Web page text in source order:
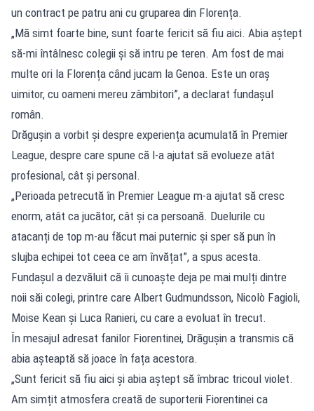
un contract pe patru ani cu gruparea din Florența.
„Mă simt foarte bine, sunt foarte fericit să fiu aici. Abia aștept
să-mi întâlnesc colegii și să intru pe teren. Am fost de mai
multe ori la Florența când jucam la Genoa. Este un oraș
uimitor, cu oameni mereu zâmbitori”, a declarat fundașul
român.
Drăgușin a vorbit și despre experiența acumulată în Premier
League, despre care spune că l-a ajutat să evolueze atât
profesional, cât și personal.
„Perioada petrecută în Premier League m-a ajutat să cresc
enorm, atât ca jucător, cât și ca persoană. Duelurile cu
atacanți de top m-au făcut mai puternic și sper să pun în
slujba echipei tot ceea ce am învățat”, a spus acesta.
Fundașul a dezvăluit că îi cunoaște deja pe mai mulți dintre
noii săi colegi, printre care Albert Gudmundsson, Nicolò Fagioli,
Moise Kean și Luca Ranieri, cu care a evoluat în trecut.
În mesajul adresat fanilor Fiorentinei, Drăgușin a transmis că
abia așteaptă să joace în fața acestora.
„Sunt fericit să fiu aici și abia aștept să îmbrac tricoul violet.
Am simțit atmosfera creată de suporterii Fiorentinei ca